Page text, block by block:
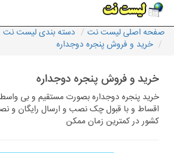
صفحه اصلی لیست نت دسته بندی لیست نت
خرید و فروش پنجره دوجداره
خرید و فروش پنجره دوجداره
خرید پنجره دوجداره بصورت مستقیم و بی
اقساط و با قبول چک نصب و ارسال رایگان و
کشور در کمترین زمان ممکن